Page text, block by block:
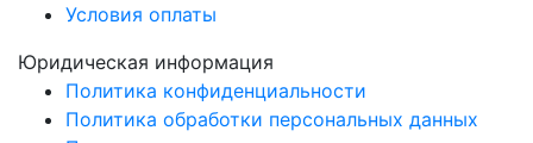
Условия оплаты
Юридическая информация
Политика конфиденциальности
Политика обработки персональных данных